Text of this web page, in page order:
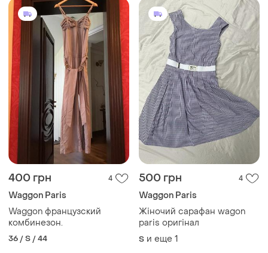
400 грн 4
Waggon Paris
Waggon французский
комбинезон.
36 / S / 44
500 грн 4
Waggon Paris
Жіночий сарафан wagon
paris оригінал
S и еще 1